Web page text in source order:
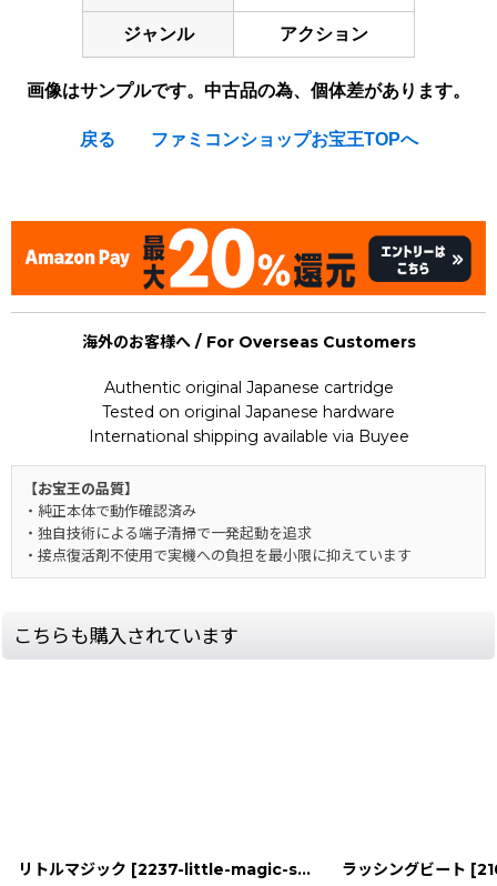
ジャンル アクション
画像はサンプルです。中古品の為、個体差があります。
戻る ファミコンショップお宝王TOPへ
海外のお客様へ / For Overseas Customers
Authentic original Japanese cartridge
Tested on original Japanese hardware
International shipping available via Buyee
【お宝王の品質】
・純正本体で動作確認済み
・独自技術による端子清掃で一発起動を追求
・接点復活剤不使用で実機への負担を最小限に抑えています
こちらも購入されています
リトルマジック [2237-little-magic-snes ラッシングビート [